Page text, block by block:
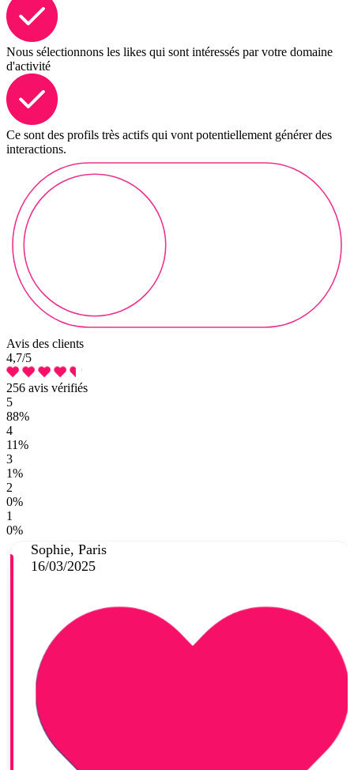
Nous sélectionnons les likes qui sont intéressés par votre domaine
d'activité
Ce sont des profils très actifs qui vont potentiellement générer des
interactions.
Avis des clients
4,7/5
256 avis vérifiés
5
88%
4
11%
3
1%
2
0%
1
0%
Sophie, Paris
16/03/2025